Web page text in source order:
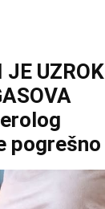
JE UZROK
pogrešno